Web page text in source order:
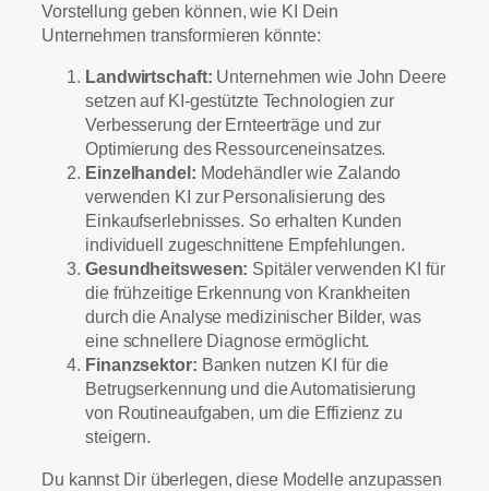
Vorstellung geben können, wie KI Dein
Unternehmen transformieren könnte:
Landwirtschaft: Unternehmen wie John Deere
setzen auf KI-gestützte Technologien zur
Verbesserung der Ernteerträge und zur
Optimierung des Ressourceneinsatzes.
Einzelhandel: Modehändler wie Zalando
verwenden KI zur Personalisierung des
Einkaufserlebnisses. So erhalten Kunden
individuell zugeschnittene Empfehlungen.
Gesundheitswesen: Spitäler verwenden KI für
die frühzeitige Erkennung von Krankheiten
durch die Analyse medizinischer Bilder, was
eine schnellere Diagnose ermöglicht.
Finanzsektor: Banken nutzen KI für die
Betrugserkennung und die Automatisierung
von Routineaufgaben, um die Effizienz zu
steigern.
Du kannst Dir überlegen, diese Modelle anzupassen